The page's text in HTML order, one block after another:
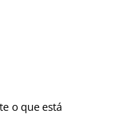
o que está